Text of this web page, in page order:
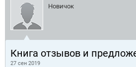
Новичок
Книга отзывов и
27 сен 2019